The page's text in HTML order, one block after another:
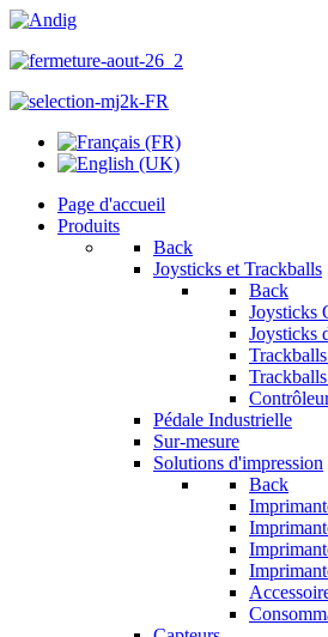
Page d'accueil
Produits
Back
Joysticks et Trackballs
Back
Joysticks
Joysticks
Pédale Industrielle
Sur-mesure
Solutions d'impression
Back